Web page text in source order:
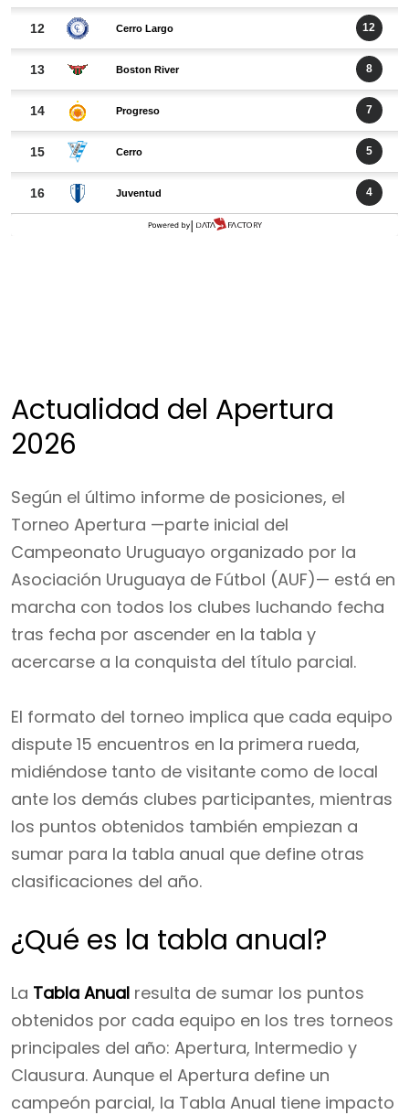
Actualidad del Apertura
2026
Según el último informe de posiciones, el
Torneo Apertura —parte inicial del
Campeonato Uruguayo organizado por la
Asociación Uruguaya de Fútbol (AUF)— está en
marcha con todos los clubes luchando fecha
tras fecha por ascender en la tabla y
acercarse a la conquista del título parcial.
El formato del torneo implica que cada equipo
dispute 15 encuentros en la primera rueda,
midiéndose tanto de visitante como de local
ante los demás clubes participantes, mientras
los puntos obtenidos también empiezan a
sumar para la tabla anual que define otras
clasificaciones del año.
¿Qué es la tabla anual?
La Tabla Anual resulta de sumar los puntos
obtenidos por cada equipo en los tres torneos
principales del año: Apertura, Intermedio y
Clausura. Aunque el Apertura define un
campeón parcial, la Tabla Anual tiene impacto